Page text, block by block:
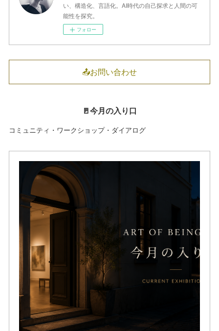
い、構造化、言語化。AI時代の自己探求と人間の可
能性を探究。
フォロー
📤お問い合わせ
🚪今月の入り口
コミュニティ・ワークショップ・ダイアログ